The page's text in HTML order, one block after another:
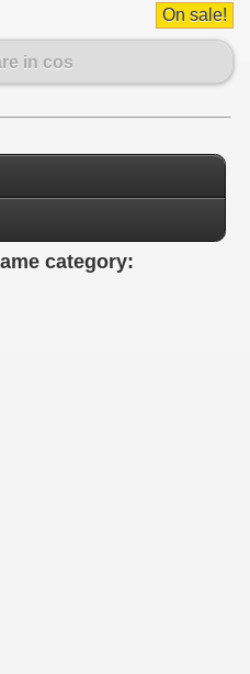
On sale!
in cos
category: